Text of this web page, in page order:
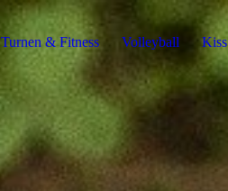
Turnen & Fitness Volleyball Kiss